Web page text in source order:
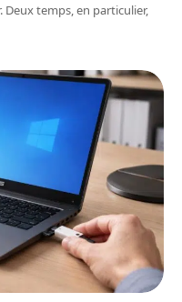
Deux temps, en particulier,